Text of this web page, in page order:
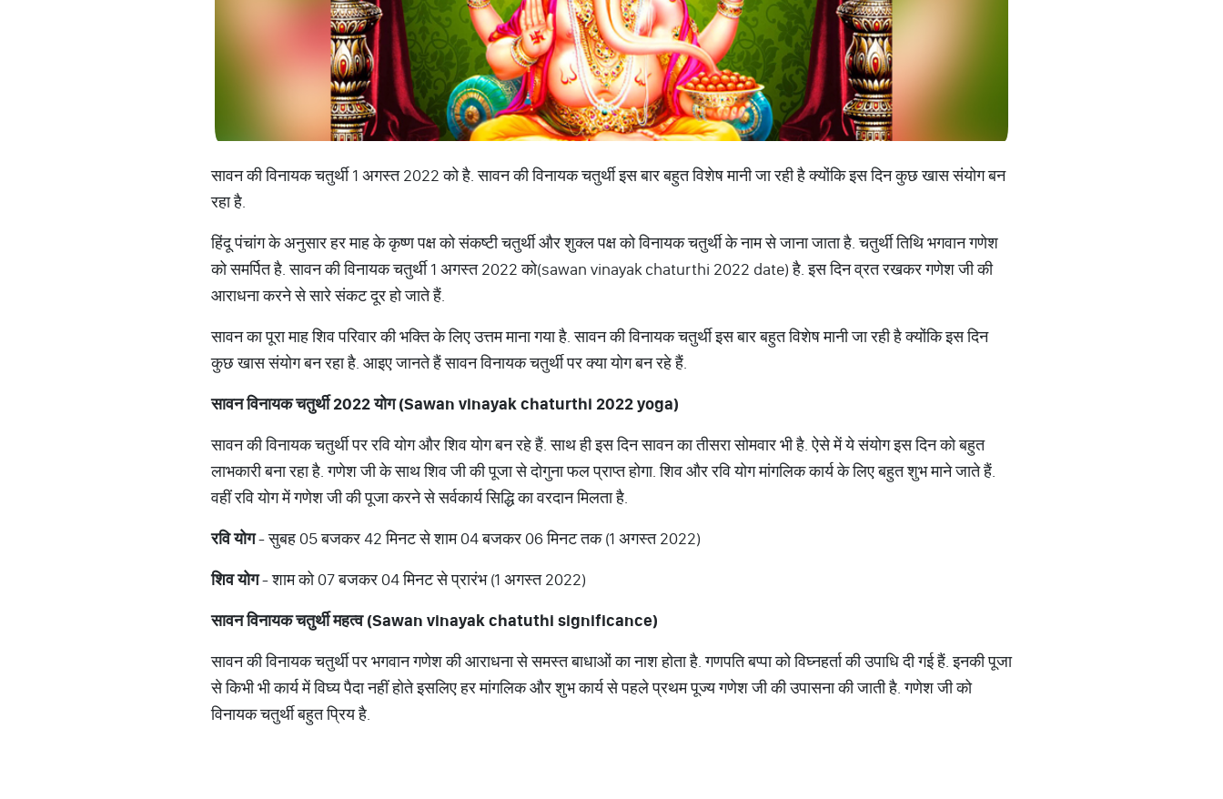
सावन की विनायक चतुर्थी 1 अगस्त 2022 को है. सावन की विनायक चतुर्थी इस बार बहुत ‌विशेष मानी जा रही है क्योंकि इस दिन कुछ खास संयोग बन
रहा है.
हिंदू पंचांग के अनुसार हर माह के कृष्ण पक्ष को संकष्टी चतुर्थी और शुक्ल पक्ष को विनायक चतुर्थी के नाम से जाना जाता है. चतुर्थी तिथि भगवान गणेश
को समर्पित है. सावन की विनायक चतुर्थी 1 अगस्त 2022 को(sawan vinayak chaturthi 2022 date) है. इस दिन व्रत रखकर गणेश जी की
आराधना करने से सारे संकट दूर हो जाते हैं.
सावन का पूरा माह शिव परिवार की भक्ति के लिए उत्तम माना गया है. सावन की विनायक चतुर्थी इस बार बहुत ‌विशेष मानी जा रही है क्योंकि इस दिन
कुछ खास संयोग बन रहा है. आइए जानते हैं सावन विनायक चतुर्थी पर क्या योग बन रहे हैं.
सावन विनायक चतुर्थी2022योग (Sawan vinayak chaturthi 2022 yoga)
सावन की विनायक चतुर्थी पर रवि योग और शिव योग बन रहे हैं. साथ ही इस दिन सावन का तीसरा सोमवार भी है. ऐसे में ये संयोग इस दिन को बहुत
लाभकारी बना रहा है. गणेश जी के साथ शिव जी की पूजा से दोगुना फल प्राप्त होगा. शिव और रवि योग मांगलिक कार्य के लिए बहुत शुभ माने जाते हैं.
वहीं रवि योग में गणेश जी की पूजा करने से सर्वकार्य सिद्धि का वरदान मिलता है.
रवि योग- सुबह 05 बजकर 42 मिनट से शाम 04 बजकर 06 मिनट तक (1 अगस्त 2022)
शिव योग- शाम को 07 बजकर 04 मिनट से प्रारंभ (1 अगस्त 2022)
सावन विनायक चतुर्थी महत्व (Sawan vinayak chatuthi significance)
सावन की विनायक चतुर्थी पर भगवान गणेश की आराधना से समस्त बाधाओं का नाश होता है. गणपति बप्पा को विघ्नहर्ता की उपाधि दी गई हैं. इनकी पूजा
से किभी भी कार्य में विघ्य पैदा नहीं होते इसलिए हर मांगलिक और शुभ कार्य से पहले प्रथम पूज्य गणेश जी की उपासना की जाती है. गणेश जी को
विनायक चतुर्थी बहुत प्रिय है.